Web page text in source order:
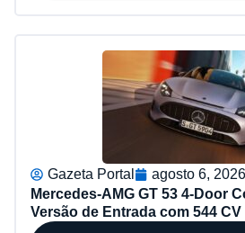
Gazeta Portal agosto 6, 2026
Mercedes-AMG GT 53 4-Door
Versão de Entrada com 544 CV